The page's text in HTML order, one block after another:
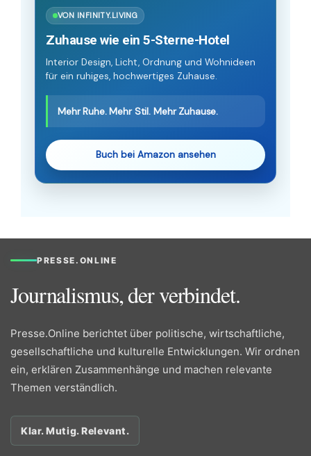
VON INFINITY.LIVING
Zuhause wie ein 5-Sterne-Hotel
Interior Design, Licht, Ordnung und Wohnideen
für ein ruhiges, hochwertiges Zuhause.
Mehr Ruhe. Mehr Stil. Mehr Zuhause.
Buch bei Amazon ansehen
PRESSE.ONLINE
Journalismus, der verbindet.
Presse.Online berichtet über politische, wirtschaftliche,
gesellschaftliche und kulturelle Entwicklungen. Wir ordnen
ein, erklären Zusammenhänge und machen relevante
Themen verständlich.
Klar. Mutig. Relevant.